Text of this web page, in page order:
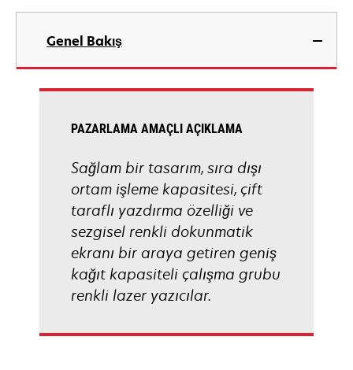
opens
new
Genel Bakış
PAZARLAMA AMAÇLI AÇIKLAMA
Sağlam bir tasarım, sıra dışı
ortam işleme kapasitesi, çift
taraflı yazdırma özelliği ve
sezgisel renkli dokunmatik
ekranı bir araya getiren geniş
kağıt kapasiteli çalışma grubu
renkli lazer yazıcılar.